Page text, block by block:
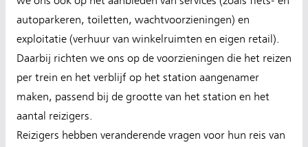
autoparkeren, toiletten, wachtvoorzieningen) en
exploitatie (verhuur van winkelruimten en eigen retail).
Daarbij richten we ons op de voorzieningen die het reizen
per trein en het verblijf op het station aangenamer
maken, passend bij de grootte van het station en het
aantal reizigers.
Reizigers hebben veranderende vragen voor hun reis van